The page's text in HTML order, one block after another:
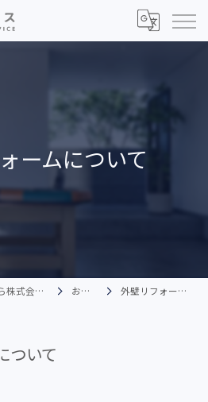
ームについて
兵庫県尼崎の新築住宅なら株式会社阪神建物サービス お知らせ 外壁リフォームについて
ついて